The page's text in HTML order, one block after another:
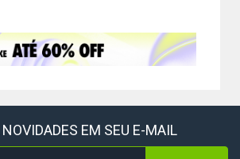
NOVIDADES EM SEU E-MAIL